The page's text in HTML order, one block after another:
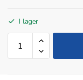
I lager
STÄNKSKÄRM
BAKRE